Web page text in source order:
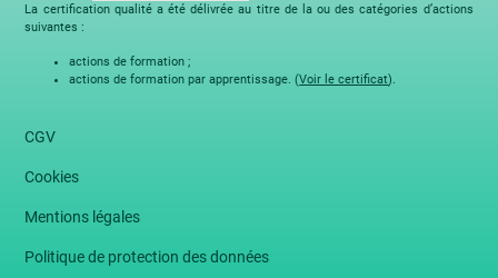
La certification qualité a été délivrée au titre de la ou des catégories d’actions
suivantes :
actions de formation ;
actions de formation par apprentissage. (Voir le certificat).
CGV
Cookies
Mentions légales
Politique de protection des données